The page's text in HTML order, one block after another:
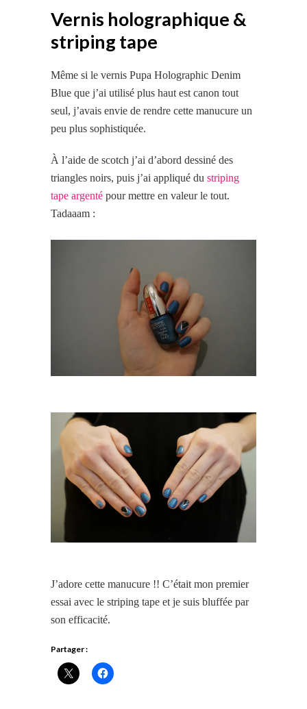
Vernis holographique &
striping tape
Même si le vernis Pupa Holographic Denim
Blue que j’ai utilisé plus haut est canon tout
seul, j’avais envie de rendre cette manucure un
peu plus sophistiquée.
À l’aide de scotch j’ai d’abord dessiné des
triangles noirs, puis j’ai appliqué du striping
tape argenté pour mettre en valeur le tout.
Tadaaam :
J’adore cette manucure !! C’était mon premier
essai avec le striping tape et je suis bluffée par
son efficacité.
Partager :